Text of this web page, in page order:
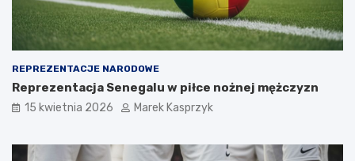
REPREZENTACJE NARODOWE
Reprezentacja Senegalu w piłce nożnej mężczyzn
15 kwietnia 2026 Marek Kasprzyk